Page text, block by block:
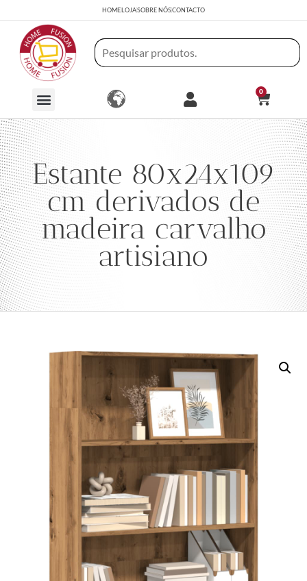
HOMELOJASOBRE NÓSCONTACTO
0
Estante 80x24x109
cm derivados de
madeira carvalho
artisiano